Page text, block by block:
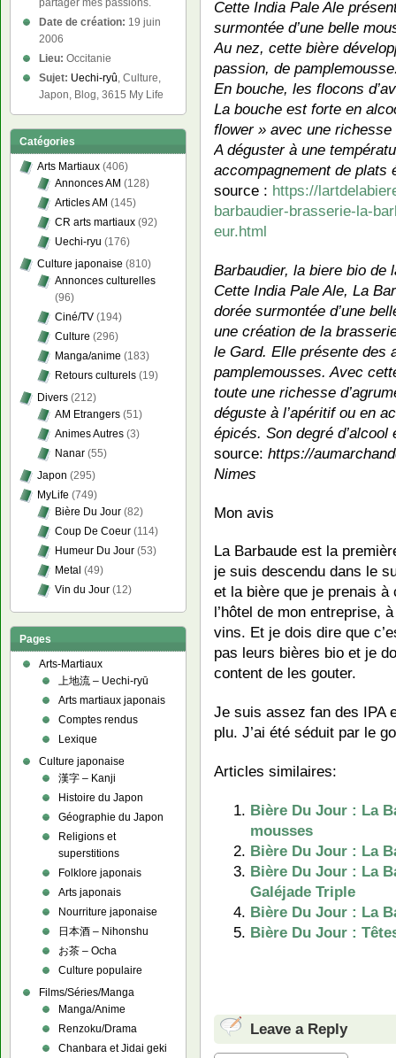
Cette India Pale Ale
surmontée d’une belle
Au nez, cette bière
passion, de
En bouche, les flocons
La bouche est forte en
flower » avec une
A déguster à une
accompagnement de plats
source : https://
barbaudier-brasserie-la-
eur.html
Barbaudier, la biere bio de
Cette India Pale Ale, La
dorée surmontée d’une
une création de la
le Gard. Elle présente des
pamplemousses. Avec
toute une richesse
déguste à l’apéritif ou en
épicés. Son degré
source: https://
Nimes
Mon avis
La Barbaude est la
je suis descendu dans le
et la bière que je prenais à
l’hôtel de mon entreprise,
vins. Et je dois dire que
pas leurs bières bio et je
content de les gouter.
Je suis assez fan des IPA
plu. J’ai été séduit par le
Articles similaires:
Bière Du Jour : La
mousses
Bière Du Jour : La
Bière Du Jour : La
Galéjade Triple
Bière Du Jour : La
Bière Du Jour :
Leave a Reply
partager mes passions.
Date de création: 19 juin
2006
Lieu: Occitanie
Sujet: Uechi-ryû, Culture,
Japon, Blog, 3615 My Life
Catégories
Arts Martiaux (406)
Annonces AM (128)
Articles AM (145)
CR arts martiaux (92)
Uechi-ryu (176)
Culture japonaise (810)
Annonces culturelles
(96)
Ciné/TV (194)
Culture (296)
Manga/anime (183)
Retours culturels (19)
Divers (212)
AM Etrangers (51)
Animes Autres (3)
Nanar (55)
Japon (295)
MyLife (749)
Bière Du Jour (82)
Coup De Coeur (114)
Humeur Du Jour (53)
Metal (49)
Vin du Jour (12)
Pages
Arts-Martiaux
上地流 – Uechi-ryū
Arts martiaux japonais
Comptes rendus
Lexique
Culture japonaise
漢字 – Kanji
Histoire du Japon
Géographie du Japon
Religions et
superstitions
Folklore japonais
Arts japonais
Nourriture japonaise
日本酒 – Nihonshu
お茶 – Ocha
Culture populaire
Films/Séries/Manga
Manga/Anime
Renzoku/Drama
Chanbara et Jidai geki